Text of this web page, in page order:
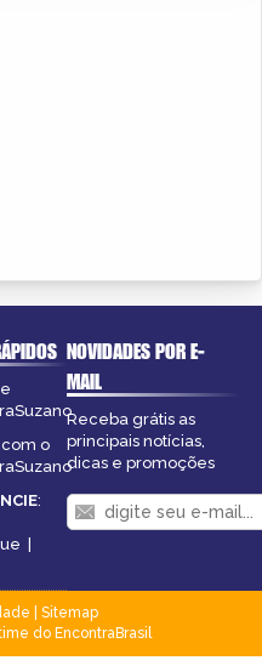
o
:
|
NOVIDADES POR E-
MAIL
Receba grátis as
principais notícias,
dicas e promoções
Sitemap
do EncontraBrasil